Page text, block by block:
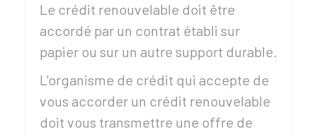
Le crédit renouvelable doit être
accordé par un contrat établi sur
papier ou sur un autre support durable.
L'organisme de crédit qui accepte de
vous accorder un crédit renouvelable
doit vous transmettre une offre de